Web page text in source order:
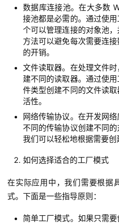
数据库连接池。在大多数
接池都是必需的。通过使
个可以管理连接的对象池
方法可以避免每次需要连
的开销。
文件读取器。在处理文件
建不同的读取器。通过使
件类型创建不同的文件读
活性。
网络传输协议。在开发网
不同的传输协议创建不同的
我们可以轻松地根据需要创
如何选择适合的工厂模式
在实际应用中，我们需要根据
式。下面是一些指导原则：
简单工厂模式。如果只需